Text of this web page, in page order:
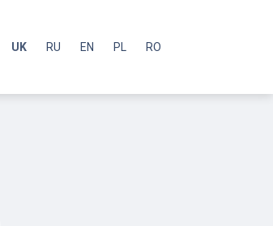
UK RU EN PL RO